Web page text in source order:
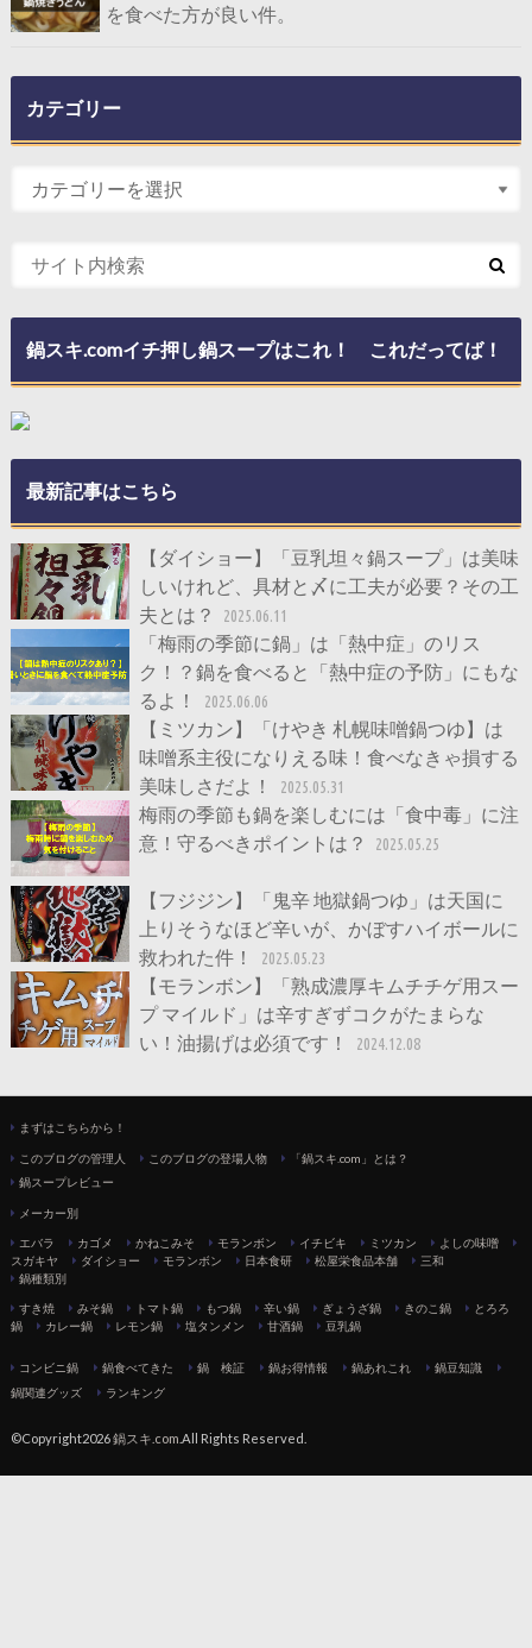
を食べた方が良い件。
カテゴリー
鍋スキ.comイチ押し鍋スープはこれ！ これだってば！
最新記事はこちら
【ダイショー】「豆乳坦々鍋スープ」は美味
しいけれど、具材と〆に工夫が必要？その工
夫とは？
2025.06.11
「梅雨の季節に鍋」は「熱中症」のリス
ク！？鍋を食べると「熱中症の予防」にもな
るよ！
2025.06.06
【ミツカン】「けやき 札幌味噌鍋つゆ】は
味噌系主役になりえる味！食べなきゃ損する
美味しさだよ！
2025.05.31
梅雨の季節も鍋を楽しむには「食中毒」に注
意！守るべきポイントは？
2025.05.25
【フジジン】「鬼辛 地獄鍋つゆ」は天国に
上りそうなほど辛いが、かぼすハイボールに
救われた件！
2025.05.23
【モランボン】「熟成濃厚キムチチゲ用スー
プ マイルド」は辛すぎずコクがたまらな
い！油揚げは必須です！
2024.12.08
まずはこちらから！
このブログの管理人 このブログの登場人物
「鍋スキ.com」とは？
鍋スープレビュー
メーカー別
エバラ カゴメ かねこみそ モランボン イチビキ ミツカン
よしの味噌
スガキヤ
ダイショー モランボン 日本食研 松屋栄食品本舗
三和
鍋種類別
すき焼 みそ鍋 トマト鍋 もつ鍋 辛い鍋 ぎょうざ鍋 きのこ鍋
とろろ
鍋
カレー鍋 レモン鍋 塩タンメン 甘酒鍋 豆乳鍋
コンビニ鍋 鍋食べてきた 鍋 検証 鍋お得情報 鍋あれこれ
鍋豆知識
鍋関連グッズ
ランキング
©Copyright2026鍋スキ.com .All Rights Reserved.